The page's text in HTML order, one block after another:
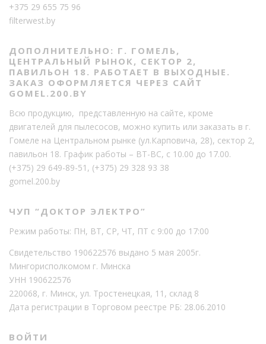
+375 29 655 75 96
filterwest.by
ДОПОЛНИТЕЛЬНО: Г. ГОМЕЛЬ,
ЦЕНТРАЛЬНЫЙ РЫНОК, СЕКТОР 2,
ПАВИЛЬОН 18. РАБОТАЕТ В ВЫХОДНЫЕ.
ЗАКАЗ ОФОРМЛЯЕТСЯ ЧЕРЕЗ САЙТ
GOMEL.200.BY
Всю продукцию, представленную на сайте, кроме
двигателей для пылесосов, можно купить или заказать в г.
Гомеле на Центральном рынке (ул.Карповича, 28), сектор 2,
павильон 18. График работы – ВТ-ВС, с 10.00 до 17.00.
(+375) 29 649-89-51 , (+375) 29 328 93 38
gomel.200.by
ЧУП “ДОКТОР ЭЛЕКТРО”
Режим работы: ПН, ВТ, СР, ЧТ, ПТ с 9:00 до 17:00
Свидетельство 190622576 выдано 5 мая 2005г.
Мингорисполкомом г. Минска
УНН 190622576
220068, г. Минск, ул. Тростенецкая, 11, склад 8
Дата регистрации в Торговом реестре РБ: 28.06.2010
ВОЙТИ